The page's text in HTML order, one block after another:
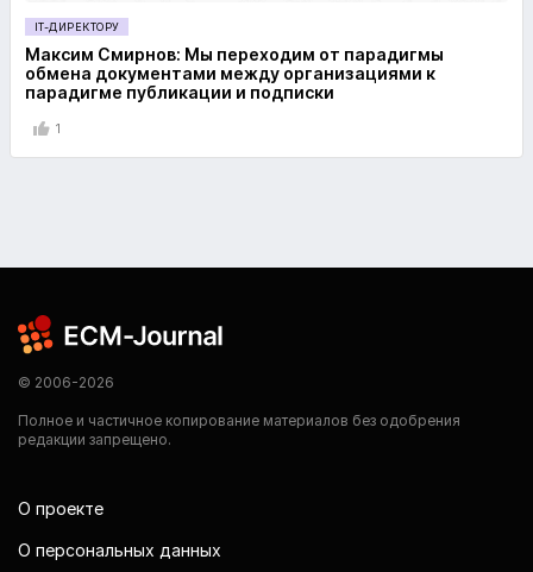
IT-ДИРЕКТОРУ
Максим Смирнов: Мы переходим от парадигмы
обмена документами между организациями к
парадигме публикации и подписки
1
© 2006-2026
Полное и частичное копирование материалов без одобрения
редакции запрещено.
О проекте
О персональных данных